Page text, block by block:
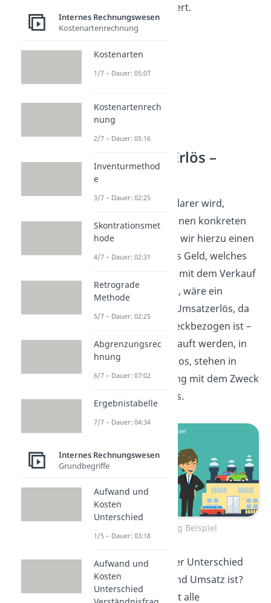
Kosten hinzu addiert.
Ertrag und Erlös –
Beispiel
Damit das etwas klarer wird,
schauen wir uns einen konkreten
Fall an. Betrachten wir hierzu einen
Autohersteller. Das Geld, welches
das Unternehmen mit dem Verkauf
der Autos verdient, wäre ein
Beispiel für einen Umsatzerlös, da
dieser betriebszweckbezogen ist –
die Güter, die verkauft werden, in
diesem Fall die Autos, stehen in
direkter Verbindung mit dem Zweck
des Unternehmens.
Erlös Ertrag Beispiel
Was jetzt genau der Unterschied
zwischen Ertrag und Umsatz ist?
Der Ertrag umfasst alle
Internes Rechnungswesen
Kostenartenrechnung
Kostenarten
1/7 – Dauer: 05:07
Kostenartenrech
nung
2/7 – Dauer: 05:16
Inventurmethod
e
3/7 – Dauer: 02:25
Skontrationsmet
hode
4/7 – Dauer: 02:31
Retrograde
Methode
5/7 – Dauer: 02:25
Abgrenzungsrec
hnung
6/7 – Dauer: 07:02
Ergebnistabelle
7/7 – Dauer: 04:34
Internes Rechnungswesen
Grundbegriffe
Aufwand und
Kosten
Unterschied
1/5 – Dauer: 03:18
Aufwand und
Kosten
Unterschied